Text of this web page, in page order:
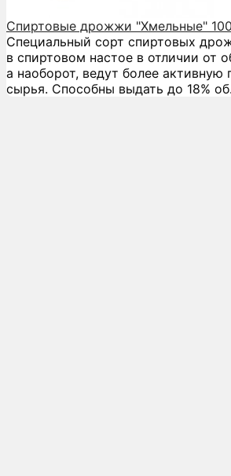
Спиртовые дрожжи "Хмельные"
Специальный сорт спиртовых
в спиртовом настое в отличии от
а наоборот, ведут более активную
сырья. Способны выдать до 18% об.